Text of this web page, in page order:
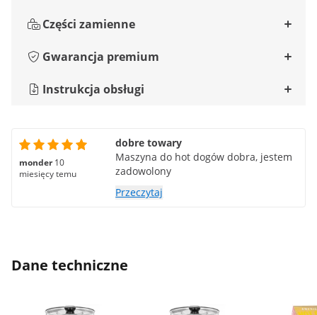
Części zamienne
Gwarancja premium
Instrukcja obsługi
monder 10
miesięcy temu
dobre towary
Maszyna do hot dogów dobra, jestem
zadowolony
Przeczytaj
Dane techniczne